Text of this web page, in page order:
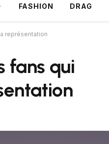
FASHION DRAG
représentation
fans qui